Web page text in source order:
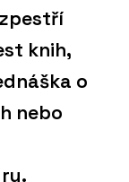
knih,
o
nebo